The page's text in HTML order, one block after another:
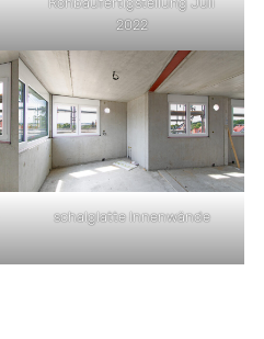
2022
schalglatte Innenwände